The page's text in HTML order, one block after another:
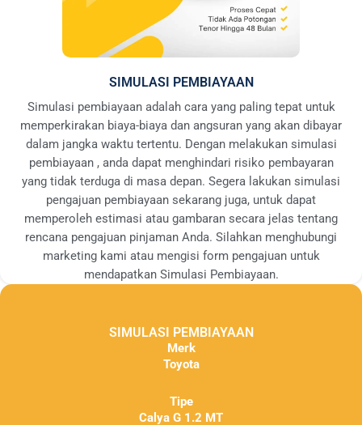
SIMULASI PEMBIAYAAN
Simulasi pembiayaan adalah cara yang paling tepat untuk
memperkirakan biaya-biaya dan angsuran yang akan dibayar
dalam jangka waktu tertentu. Dengan melakukan simulasi
pembiayaan , anda dapat menghindari risiko pembayaran
yang tidak terduga di masa depan. Segera lakukan simulasi
pengajuan pembiayaan sekarang juga, untuk dapat
memperoleh estimasi atau gambaran secara jelas tentang
rencana pengajuan pinjaman Anda. Silahkan menghubungi
marketing kami atau mengisi form pengajuan untuk
mendapatkan Simulasi Pembiayaan.
SIMULASI PEMBIAYAAN
Merk
Toyota
Tipe
Calya G 1.2 MT